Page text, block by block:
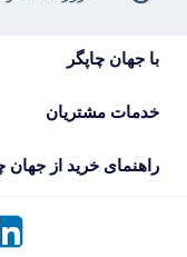
با جهان چاپگر
خدمات مشتریان
راهنمای خرید از جهان